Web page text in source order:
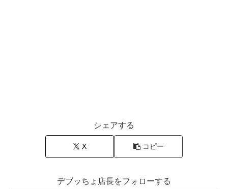
シェアする
X コピー
デブッちょ店長をフォローする